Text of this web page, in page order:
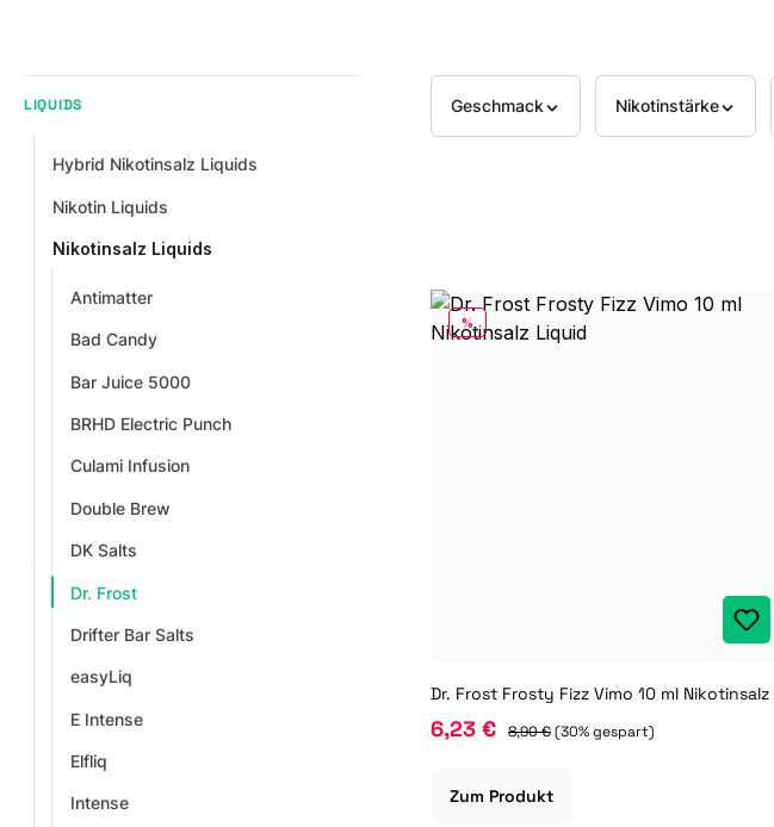
LIQUIDS
Hybrid Nikotinsalz Liquids
Nikotin Liquids
Nikotinsalz Liquids
Antimatter
Bad Candy
Bar Juice 5000
BRHD Electric Punch
Culami Infusion
Double Brew
DK Salts
Dr. Frost
Drifter Bar Salts
easyLiq
E Intense
Elfliq
Intense
Geschmack Nikotinstärke
RABATT
%
6,23 € 8,90 €(30% gespart)
Zum Produkt